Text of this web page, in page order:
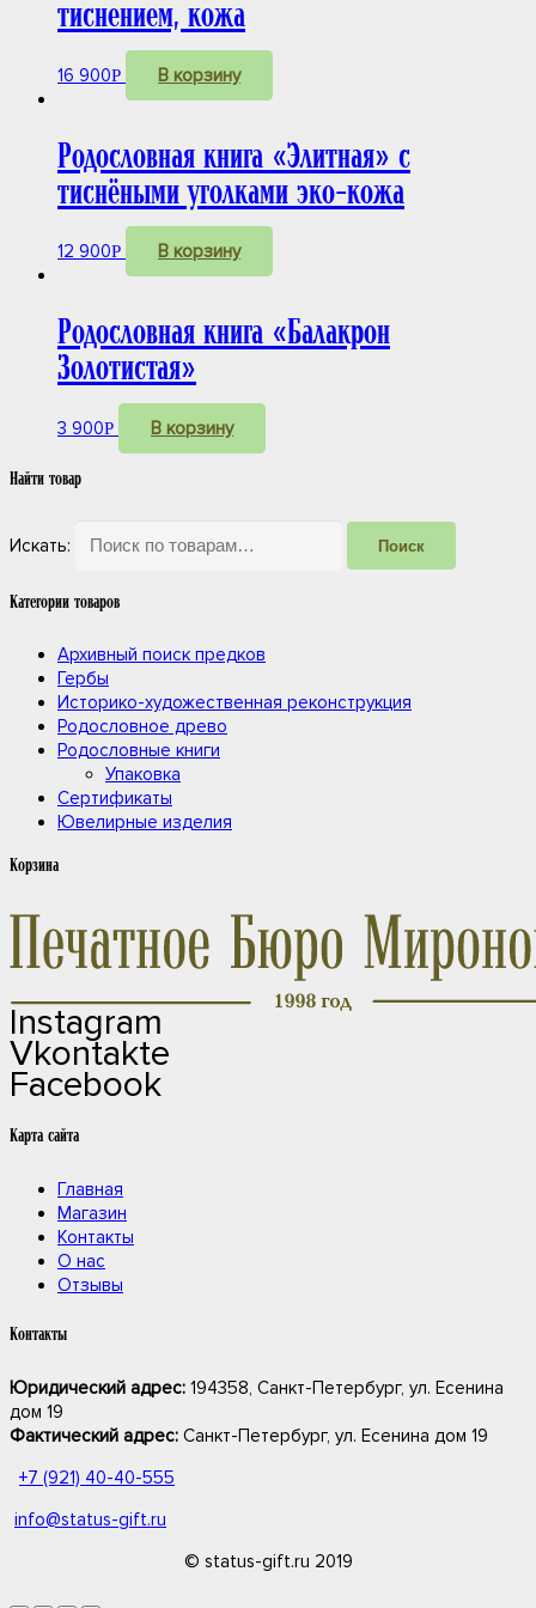
С этим товаром Вы получаете:
Сертификат на бесплатное оформление древа и
персональных листов.
Бесплатную доставку по России
тиснением, кожа
16 900Р В корзину
Родословная книга «Элитная» с
тиснёными уголками эко-кожа
12 900Р В корзину
Родословная книга «Балакрон
Золотистая»
3 900Р В корзину
Найти товар
Искать: Поиск
Категории товаров
Архивный поиск предков
Гербы
Историко-художественная реконструкция
Родословное древо
Родословные книги
Упаковка
Сертификаты
Ювелирные изделия
Корзина
Instagram
Vkontakte
Facebook
Карта сайта
Главная
Магазин
Контакты
О нас
Отзывы
Контакты
Юридический адрес: 194358, Санкт-Петербург, ул. Есенина
дом 19
Фактический адрес: Санкт-Петербург, ул. Есенина дом 19
+7 (921) 40-40-555
info@status-gift.ru
© status-gift.ru 2019